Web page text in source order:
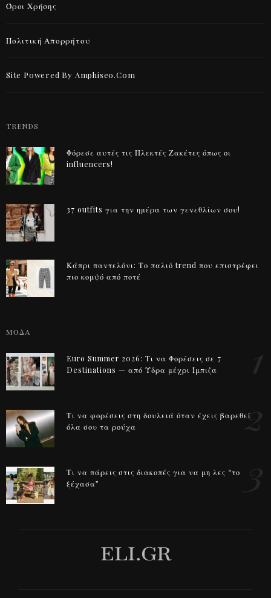
Όροι Χρήσης
Πολιτική Απορρήτου
Site Powered By Amphiseo.com
TRENDS
Φόρεσε αυτές τις Πλεκτές Ζακέτες όπως οι
influencers!
37 outfits για την ημέρα των γενεθλίων σου!
Κάπρι παντελόνι: Το παλιό trend που επιστρέφει
πιο κομψό από ποτέ
ΜΟΔΑ
Euro Summer 2026: Τι να Φορέσεις σε 7
Destinations — από Ύδρα μέχρι Ίμπιζα
Τι να φορέσεις στη δουλειά όταν έχεις βαρεθεί
όλα σου τα ρούχα
2
Τι να πάρεις στις διακοπές για να μη λες “το
ξέχασα”